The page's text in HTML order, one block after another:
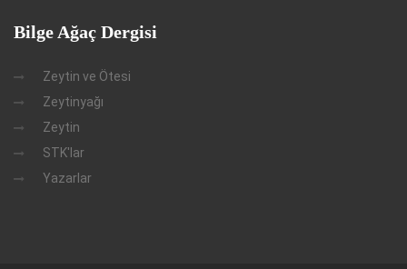
Bilge Ağaç Dergisi
Zeytin ve Ötesi
Zeytinyağı
Zeytin
STK'lar
Yazarlar